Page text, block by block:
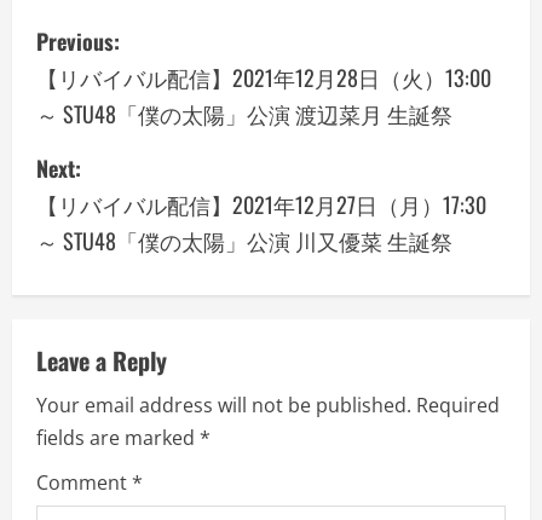
P
o
s
t
n
a
i
g
a
Previous:
【リバイバル配信】2021年12月28日（火）13:00
～ STU48「僕の太陽」公演 渡辺菜月 生誕祭
Next:
【リバイバル配信】2021年12月27日（月）17:30
～ STU48「僕の太陽」公演 川又優菜 生誕祭
Leave a Reply
Your email address will not be published. Required
fields are marked *
Comment*